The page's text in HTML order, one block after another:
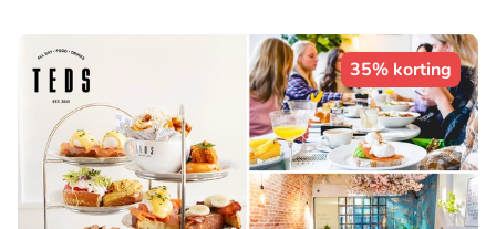
35% korting